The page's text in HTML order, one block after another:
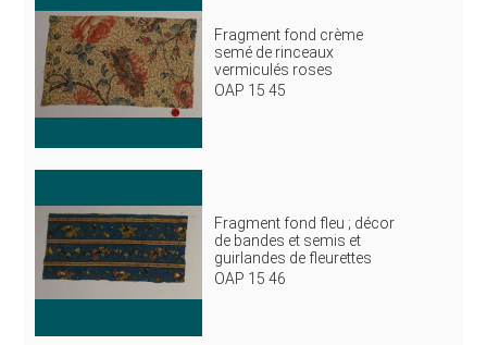
Fragment fond crème
semé de rinceaux
vermiculés roses
OAP 15 45
Fragment fond fleu ; décor
de bandes et semis et
guirlandes de fleurettes
OAP 15 46